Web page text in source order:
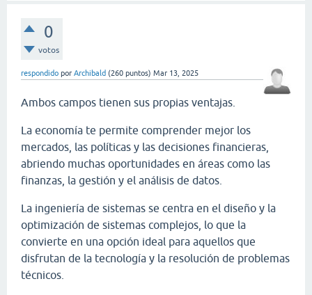
0
votos
respondido por Archibald (260 puntos) Mar 13, 2025
Ambos campos tienen sus propias ventajas.
La economía te permite comprender mejor los
mercados, las políticas y las decisiones financieras,
abriendo muchas oportunidades en áreas como las
finanzas, la gestión y el análisis de datos.
La ingeniería de sistemas se centra en el diseño y la
optimización de sistemas complejos, lo que la
convierte en una opción ideal para aquellos que
disfrutan de la tecnología y la resolución de problemas
técnicos.